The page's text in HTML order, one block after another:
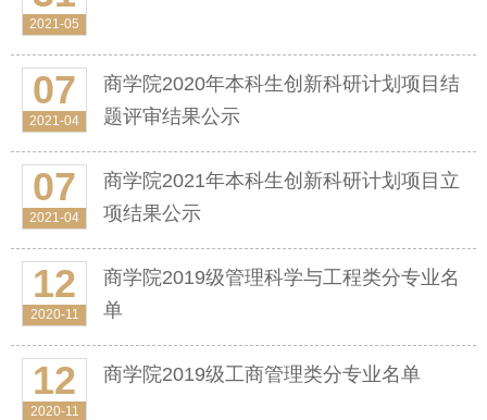
2021-05
07
2021-04
商学院2020年本科生创新科研计划项目结
题评审结果公示
07
2021-04
商学院2021年本科生创新科研计划项目立
项结果公示
12
2020-11
商学院2019级管理科学与工程类分专业名
单
12
2020-11
商学院2019级工商管理类分专业名单